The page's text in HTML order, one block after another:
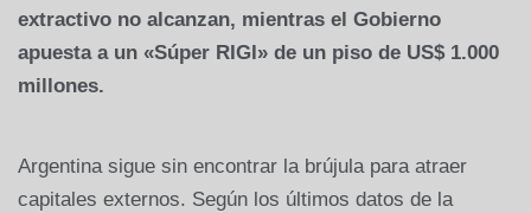
extractivo no alcanzan, mientras el Gobierno
apuesta a un «Súper RIGI» de un piso de US$ 1.000
millones.
Argentina sigue sin encontrar la brújula para atraer
capitales externos. Según los últimos datos de la